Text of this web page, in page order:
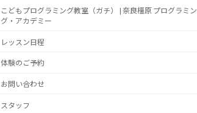
こどもプログラミング教室（ガチ） | 奈良橿原 プログラミン
グ・アカデミー
レッスン日程
体験のご予約
お問い合わせ
スタッフ